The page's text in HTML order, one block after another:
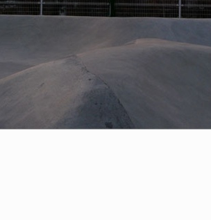
VOICE OF FREEDOM
AKIRA OZAWA / 尾澤 彰
2021.09.02